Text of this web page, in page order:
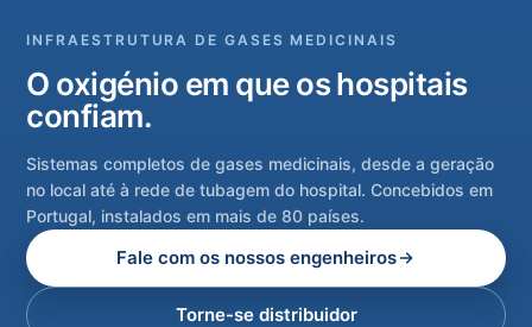
INFRAESTRUTURA DE GASES MEDICINAIS
O oxigénio em que os hospitais
confiam.
Sistemas completos de gases medicinais, desde a geração
no local até à rede de tubagem do hospital. Concebidos em
Portugal, instalados em mais de 80 países.
Fale com os nossos engenheiros
Torne-se distribuidor